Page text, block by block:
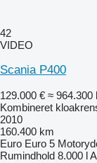
42
VIDEO
Scania P400
129.000 € ≈ 964.300
Kombineret
2010
160.400 km
Euro Euro 5
Rumindhold 8.000 l